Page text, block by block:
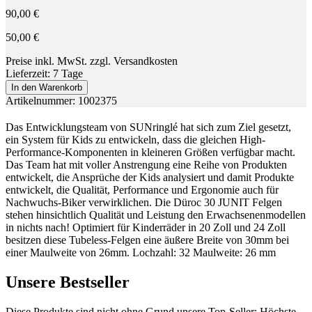
90,00 €
50,00 €
Preise inkl. MwSt. zzgl. Versandkosten
Lieferzeit: 7 Tage
In den Warenkorb
Artikelnummer: 1002375
Das Entwicklungsteam von SUNringlé hat sich zum Ziel gesetzt,
ein System für Kids zu entwickeln, dass die gleichen High-
Performance-Komponenten in kleineren Größen verfügbar macht.
Das Team hat mit voller Anstrengung eine Reihe von Produkten
entwickelt, die Ansprüche der Kids analysiert und damit Produkte
entwickelt, die Qualität, Performance und Ergonomie auch für
Nachwuchs-Biker verwirklichen. Die Düroc 30 JUNIT Felgen
stehen hinsichtlich Qualität und Leistung den Erwachsenenmodellen
in nichts nach! Optimiert für Kinderräder in 20 Zoll und 24 Zoll
besitzen diese Tubeless-Felgen eine äußere Breite von 30mm bei
einer Maulweite von 26mm. Lochzahl: 32 Maulweite: 26 mm
Unsere Bestseller